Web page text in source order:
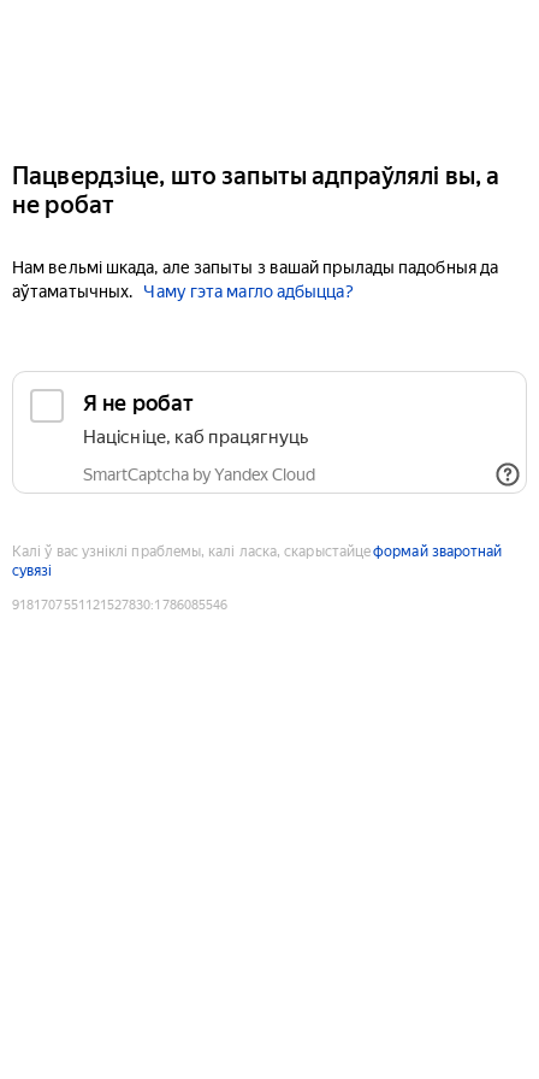
Пацвердзіце, што запыты адпраўлялі вы, а
не робат
Нам вельмі шкада, але запыты з вашай прылады падобныя да
аўтаматычных.
Чаму гэта магло адбыцца?
Я не робат
Націсніце, каб працягнуць
SmartCaptcha by Yandex Cloud
Калі ў вас узніклі праблемы, калі ласка, скарыстайцеформай зваротнай
сувязі
9181707551121527830:1786085546